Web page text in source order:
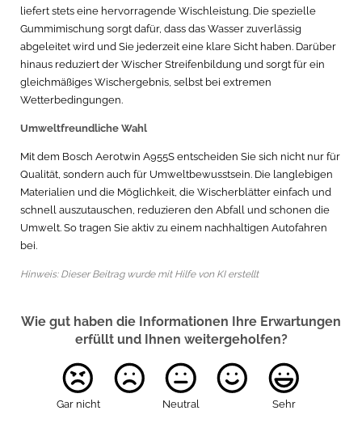
liefert stets eine hervorragende Wischleistung. Die spezielle
Gummimischung sorgt dafür, dass das Wasser zuverlässig
abgeleitet wird und Sie jederzeit eine klare Sicht haben. Darüber
hinaus reduziert der Wischer Streifenbildung und sorgt für ein
gleichmäßiges Wischergebnis, selbst bei extremen
Wetterbedingungen.
Umweltfreundliche Wahl
Mit dem Bosch Aerotwin A955S entscheiden Sie sich nicht nur für
Qualität, sondern auch für Umweltbewusstsein. Die langlebigen
Materialien und die Möglichkeit, die Wischerblätter einfach und
schnell auszutauschen, reduzieren den Abfall und schonen die
Umwelt. So tragen Sie aktiv zu einem nachhaltigen Autofahren
bei.
Hinweis: Dieser Beitrag wurde mit Hilfe von KI erstellt
Wie gut haben die Informationen Ihre Erwartungen
erfüllt und Ihnen weitergeholfen?
Gar nicht Neutral Sehr